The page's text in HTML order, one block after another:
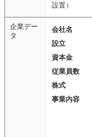
設置）
企業デー
タ
会社名
設立
資本金
従業員数
株式
事業内容